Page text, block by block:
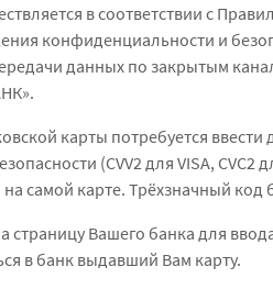
в соответствии с
конфиденциальности и
данных по закрытым
карты потребуется
(CVV2 для VISA,
самой карте. Трёхзначный
Вашего банка для
в банк выдавший Вам карту.